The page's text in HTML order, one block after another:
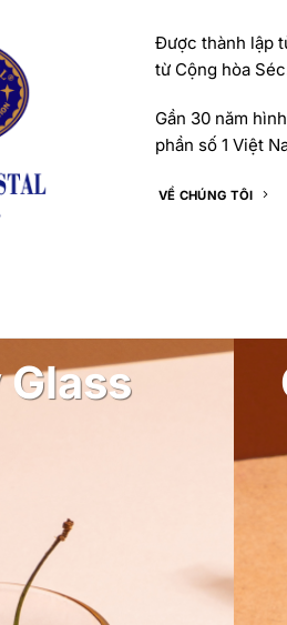
Được thành lập
từ Cộng hòa
Gần 30 năm
phần số 1 Việt
VỀ CHÚNG TÔI